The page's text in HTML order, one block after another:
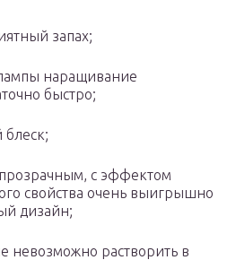
запах;
наращивание
быстро;
блеск;
с эффектом
свойства очень выигрышно
дизайн;
невозможно растворить в